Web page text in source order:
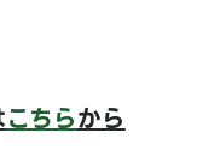
こちらから